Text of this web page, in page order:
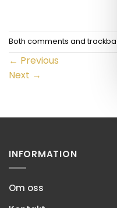
Both comments and
← Previous
Next →
INFORMATION
Om oss